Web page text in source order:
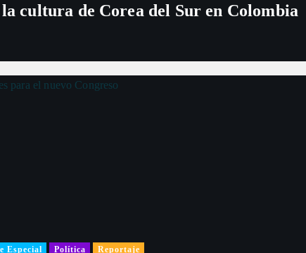
cultura de Corea del Sur en Colombia
Especial Política Reportaje